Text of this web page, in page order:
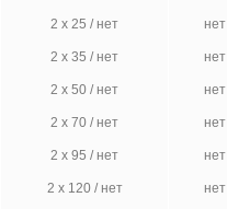
2 х 25 / нет нет
2 х 35 / нет нет
2 х 50 / нет нет
2 х 70 / нет нет
2 х 95 / нет нет
2 х 120 / нет нет